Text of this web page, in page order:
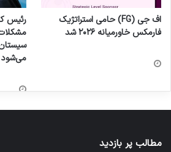
اف جی (FG) حامی استراتژیک
فارمکس خاورمیانه ۲۰۲۶ شد
رئیس
می‌شود
مطالب پر بازدید